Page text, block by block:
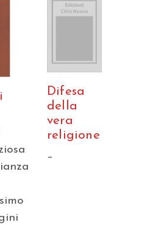
Difesa
della
vera
religione
–